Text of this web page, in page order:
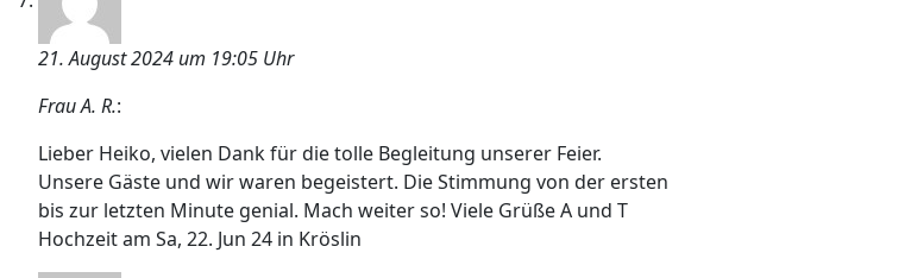
21. August 2024 um 19:05 Uhr
Frau A. R.:
Lieber Heiko, vielen Dank für die tolle Begleitung unserer Feier.
Unsere Gäste und wir waren begeistert. Die Stimmung von der ersten
bis zur letzten Minute genial. Mach weiter so! Viele Grüße A und T
Hochzeit am Sa, 22. Jun 24 in Kröslin